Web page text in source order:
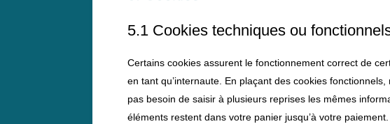
5.1 Cookies techniques ou
Certains cookies assurent le fonctionnement correct de
en tant qu’internaute. En plaçant des cookies
pas besoin de saisir à plusieurs reprises les mêmes
éléments restent dans votre panier jusqu’à votre